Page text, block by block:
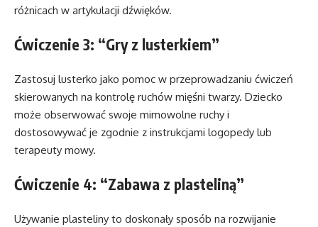
różnicach w artykulacji dźwięków.
Ćwiczenie 3: “Gry z lusterkiem”
Zastosuj lusterko jako pomoc w przeprowadzaniu ćwiczeń
skierowanych na kontrolę ruchów mięśni twarzy. Dziecko
może obserwować swoje mimowolne ruchy i
dostosowywać je zgodnie z instrukcjami logopedy lub
terapeuty mowy.
Ćwiczenie 4: “Zabawa z plasteliną”
Używanie plasteliny to doskonały sposób na rozwijanie